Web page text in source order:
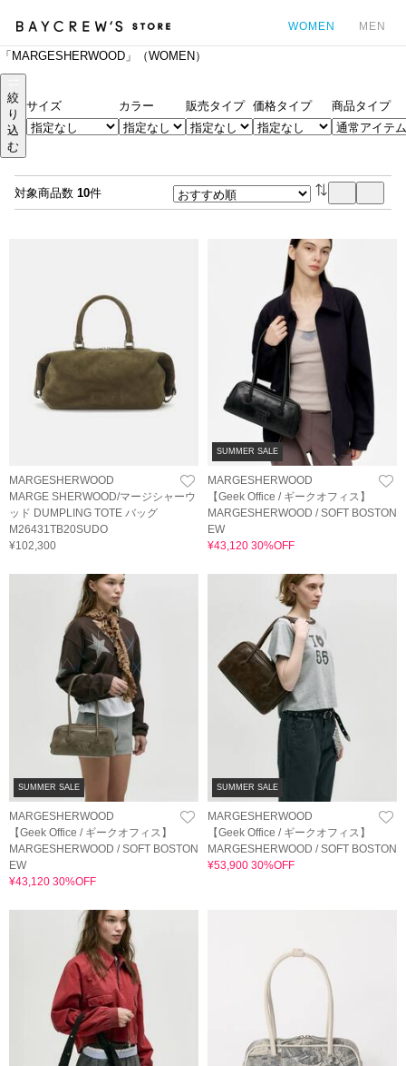
WOMEN MEN
「MARGESHERWOOD」（WOMEN）
絞
り
込
む
サイズ カラー 販売タイプ 価格タイプ 商品タイプ
対象商品数 10件
MARGESHERWOOD
MARGE SHERWOOD/マージシャーウ
ッド DUMPLING TOTE バッグ
M26431TB20SUDO
¥102,300
SUMMER SALE
MARGESHERWOOD
【Geek Office / ギークオフィス】
MARGESHERWOOD / SOFT BOSTON
EW
¥43,120 30%OFF
SUMMER SALE
MARGESHERWOOD
【Geek Office / ギークオフィス】
MARGESHERWOOD / SOFT BOSTON
EW
¥43,120 30%OFF
SUMMER SALE
MARGESHERWOOD
【Geek Office / ギークオフィス】
MARGESHERWOOD / SOFT BOSTON
¥53,900 30%OFF